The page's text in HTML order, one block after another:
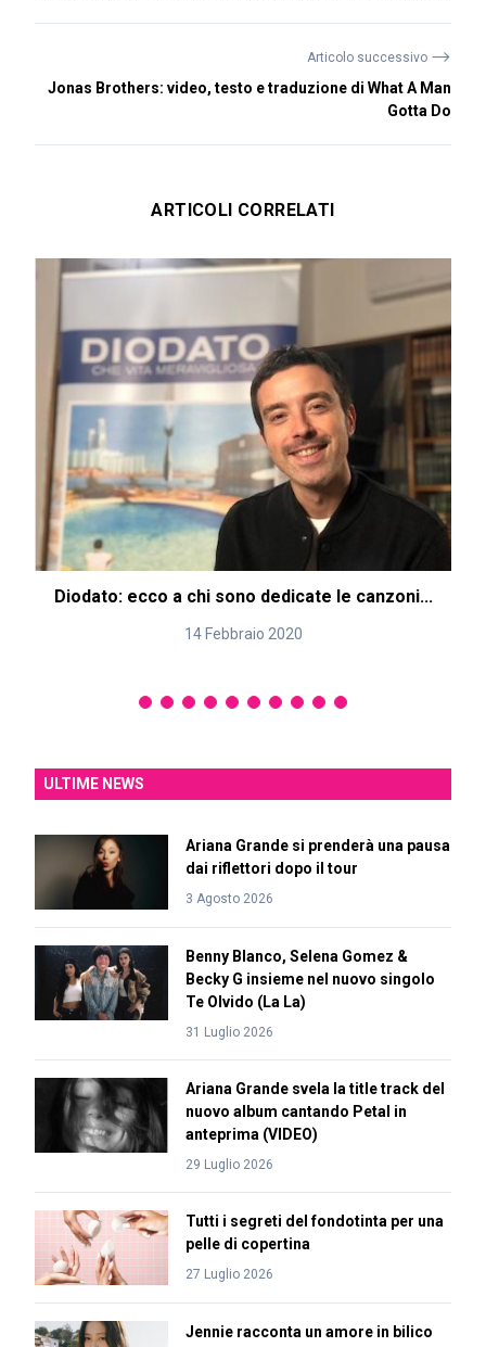
Articolo successivo ⟶
Jonas Brothers: video, testo e traduzione di What A Man
Gotta Do
ARTICOLI CORRELATI
Diodato: ecco a chi sono dedicate le canzoni...
14 Febbraio 2020
ULTIME NEWS
Ariana Grande si prenderà una pausa
dai riflettori dopo il tour
3 Agosto 2026
Benny Blanco, Selena Gomez &
Becky G insieme nel nuovo singolo
Te Olvido (La La)
31 Luglio 2026
Ariana Grande svela la title track del
nuovo album cantando Petal in
anteprima (VIDEO)
29 Luglio 2026
Tutti i segreti del fondotinta per una
pelle di copertina
27 Luglio 2026
Jennie racconta un amore in bilico